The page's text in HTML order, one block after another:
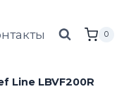
0
Line LBVF200R